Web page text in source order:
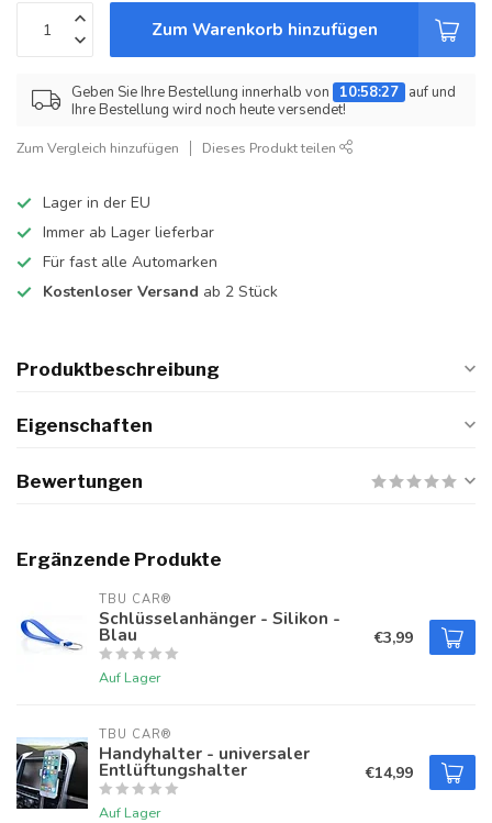
Zum Warenkorb hinzufügen
Geben Sie Ihre Bestellung innerhalb von 10:58:26 auf und
Ihre Bestellung wird noch heute versendet!
Zum Vergleich hinzufügen Dieses Produkt teilen
Lager in der EU
Immer ab Lager lieferbar
Für fast alle Automarken
Kostenloser Versand ab 2 Stück
Produktbeschreibung
Eigenschaften
Bewertungen
Ergänzende Produkte
TBU CAR®
Schlüsselanhänger - Silikon -
Blau
Auf Lager
€3,99
TBU CAR®
Handyhalter - universaler
Entlüftungshalter
Auf Lager
€14,99